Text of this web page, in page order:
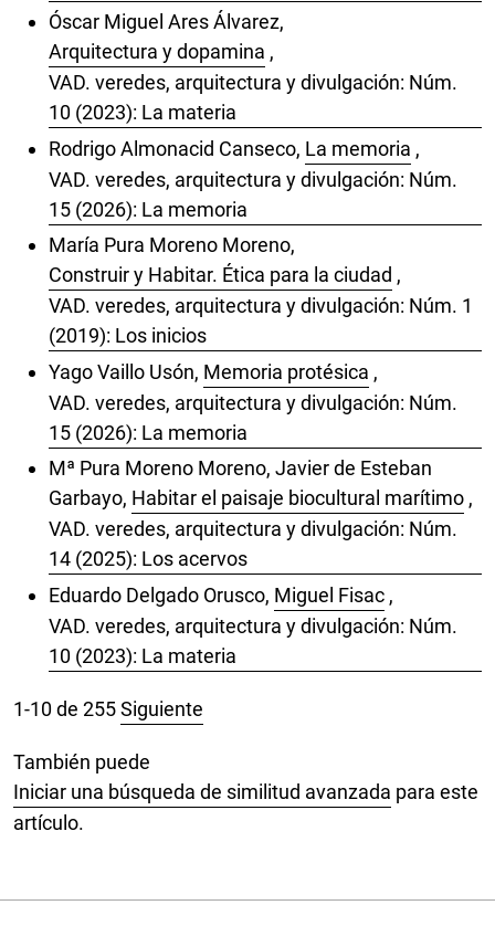
Óscar Miguel Ares Álvarez,
Arquitectura y dopamina ,
VAD. veredes, arquitectura y divulgación: Núm.
10 (2023): La materia
Rodrigo Almonacid Canseco, La memoria ,
VAD. veredes, arquitectura y divulgación: Núm.
15 (2026): La memoria
María Pura Moreno Moreno,
Construir y Habitar. Ética para la ciudad ,
VAD. veredes, arquitectura y divulgación: Núm. 1
(2019): Los inicios
Yago Vaillo Usón, Memoria protésica ,
VAD. veredes, arquitectura y divulgación: Núm.
15 (2026): La memoria
Mª Pura Moreno Moreno, Javier de Esteban
Garbayo, Habitar el paisaje biocultural marítimo ,
VAD. veredes, arquitectura y divulgación: Núm.
14 (2025): Los acervos
Eduardo Delgado Orusco, Miguel Fisac ,
VAD. veredes, arquitectura y divulgación: Núm.
10 (2023): La materia
1-10 de 255Siguiente
También puede
Iniciar una búsqueda de similitud avanzada para este
artículo.